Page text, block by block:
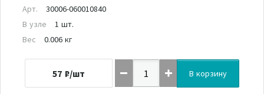
Арт.
30006-060010840
В узле
1 шт.
Вес
0.006 кг
57 ₽/шт В корзину